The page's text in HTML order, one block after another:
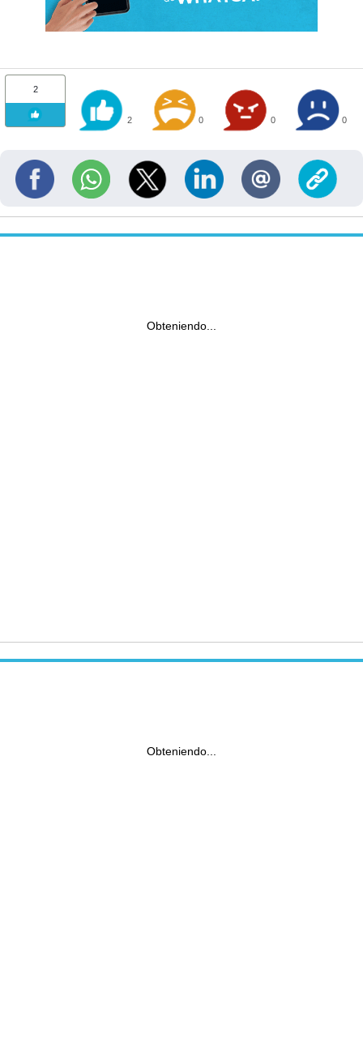
2
2 0 0 0
Obteniendo...
Obteniendo...